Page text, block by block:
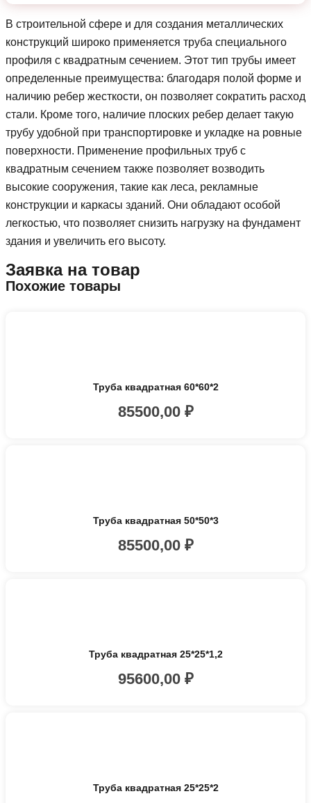
В строительной сфере и для создания металлических
конструкций широко применяется труба специального
профиля с квадратным сечением. Этот тип трубы имеет
определенные преимущества: благодаря полой форме и
наличию ребер жесткости, он позволяет сократить расход
стали. Кроме того, наличие плоских ребер делает такую
трубу удобной при транспортировке и укладке на ровные
поверхности. Применение профильных труб с
квадратным сечением также позволяет возводить
высокие сооружения, такие как леса, рекламные
конструкции и каркасы зданий. Они обладают особой
легкостью, что позволяет снизить нагрузку на фундамент
здания и увеличить его высоту.
Заявка на товар
Похожие товары
Труба квадратная 60*60*2
85500,00 ₽
Труба квадратная 50*50*3
85500,00 ₽
Труба квадратная 25*25*1,2
95600,00 ₽
Труба квадратная 25*25*2